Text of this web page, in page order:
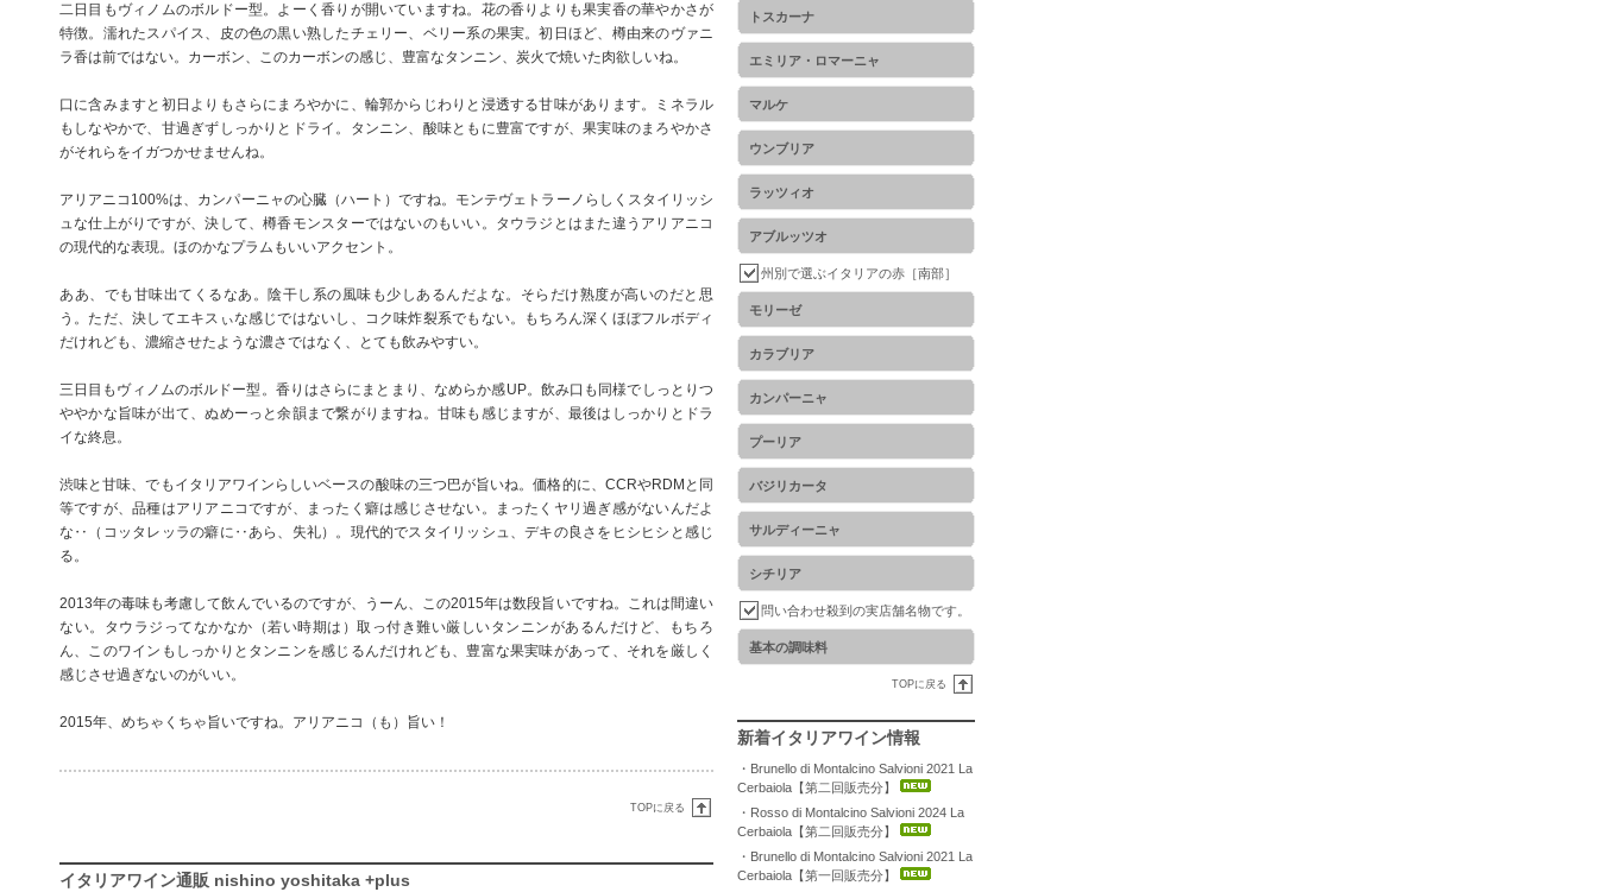
二日目もヴィノムのボルドー型。よーく香りが開いていますね。花の香りよりも果実香の華やかさが
特徴。濡れたスパイス、皮の色の黒い熟したチェリー、ベリー系の果実。初日ほど、樽由来のヴァニ
ラ香は前ではない。カーボン、このカーボンの感じ、豊富なタンニン、炭火で焼いた肉欲しいね。
口に含みますと初日よりもさらにまろやかに、輪郭からじわりと浸透する甘味があります。ミネラル
もしなやかで、甘過ぎずしっかりとドライ。タンニン、酸味ともに豊富ですが、果実味のまろやかさ
がそれらをイガつかせませんね。
アリアニコ100%は、カンパーニャの心臓（ハート）ですね。モンテヴェトラーノらしくスタイリッシ
ュな仕上がりですが、決して、樽香モンスターではないのもいい。タウラジとはまた違うアリアニコ
の現代的な表現。ほのかなプラムもいいアクセント。
ああ、でも甘味出てくるなあ。陰干し系の風味も少しあるんだよな。そらだけ熟度が高いのだと思
う。ただ、決してエキスぃな感じではないし、コク味炸裂系でもない。もちろん深くほぼフルボディ
だけれども、濃縮させたような濃さではなく、とても飲みやすい。
三日目もヴィノムのボルドー型。香りはさらにまとまり、なめらか感UP。飲み口も同様でしっとりつ
ややかな旨味が出て、ぬめーっと余韻まで繋がりますね。甘味も感じますが、最後はしっかりとドラ
イな終息。
渋味と甘味、でもイタリアワインらしいベースの酸味の三つ巴が旨いね。価格的に、CCRやRDMと同
等ですが、品種はアリアニコですが、まったく癖は感じさせない。まったくヤリ過ぎ感がないんだよ
な‥（コッタレッラの癖に‥あら、失礼）。現代的でスタイリッシュ、デキの良さをヒシヒシと感じ
る。
2013年の毒味も考慮して飲んでいるのですが、うーん、この2015年は数段旨いですね。これは間違い
ない。タウラジってなかなか（若い時期は）取っ付き難い厳しいタンニンがあるんだけど、もちろ
ん、このワインもしっかりとタンニンを感じるんだけれども、豊富な果実味があって、それを厳しく
感じさせ過ぎないのがいい。
2015年、めちゃくちゃ旨いですね。アリアニコ（も）旨い！
TOPに戻る
イタリアワイン通販 nishino yoshitaka +plus
トスカーナ
エミリア・ロマーニャ
マルケ
ウンブリア
ラッツィオ
アブルッツオ
州別で選ぶイタリアの赤［南部］
モリーゼ
カラブリア
カンパーニャ
プーリア
バジリカータ
サルディーニャ
シチリア
問い合わせ殺到の実店舗名物です。
基本の調味料
TOPに戻る
新着イタリアワイン情報
・Brunello di Montalcino Salvioni 2021 La
Cerbaiola【第二回販売分】
・Rosso di Montalcino Salvioni 2024 La
Cerbaiola【第二回販売分】
・Brunello di Montalcino Salvioni 2021 La
Cerbaiola【第一回販売分】